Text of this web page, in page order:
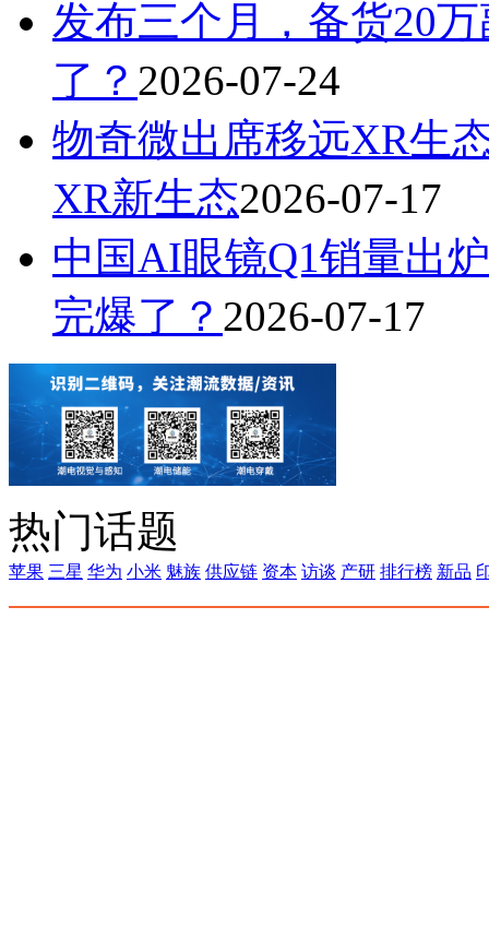
发布三个月，备货20
了？ 2026-07-24
物奇微出席移远XR生
XR新生态2026-07-17
中国AI眼镜Q1销量出
完爆了？ 2026-07-17
热门话题
苹果 三星 华为 小米 魅族 供应链 资本 访谈 产研 排行榜 新品